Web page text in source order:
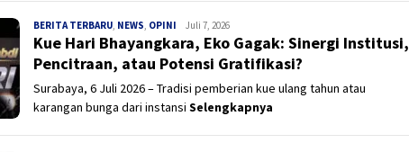
BERITA TERBARU, NEWS, OPINI Panjinusantara
Juli 7, 2026
Kue Hari Bhayangkara, Eko Gagak: Sinergi Institusi,
Pencitraan, atau Potensi Gratifikasi?
Surabaya, 6 Juli 2026 – Tradisi pemberian kue ulang tahun atau
karangan bunga dari instansi Selengkapnya